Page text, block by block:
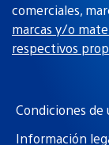
comerciales,
marcas y/o
respectivos
Condiciones de
Información